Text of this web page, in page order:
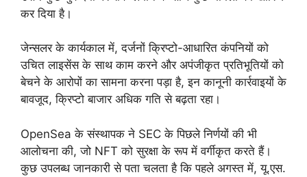
कर दिया है।
जेन्सलर के कार्यकाल में, दर्जनों क्रिप्टो-आधारित कंपनियों को
उचित लाइसेंस के साथ काम करने और अपंजीकृत प्रतिभूतियों को
बेचने के आरोपों का सामना करना पड़ा है, इन कानूनी कार्रवाइयों के
बावजूद, क्रिप्टो बाजार अधिक गति से बढ़ता रहा।
OpenSea के संस्थापक ने SEC के पिछले निर्णयों की भी
आलोचना की, जो NFT को सुरक्षा के रूप में वर्गीकृत करते हैं।
कुछ उपलब्ध जानकारी से पता चलता है कि पहले अगस्त में, यू.एस.